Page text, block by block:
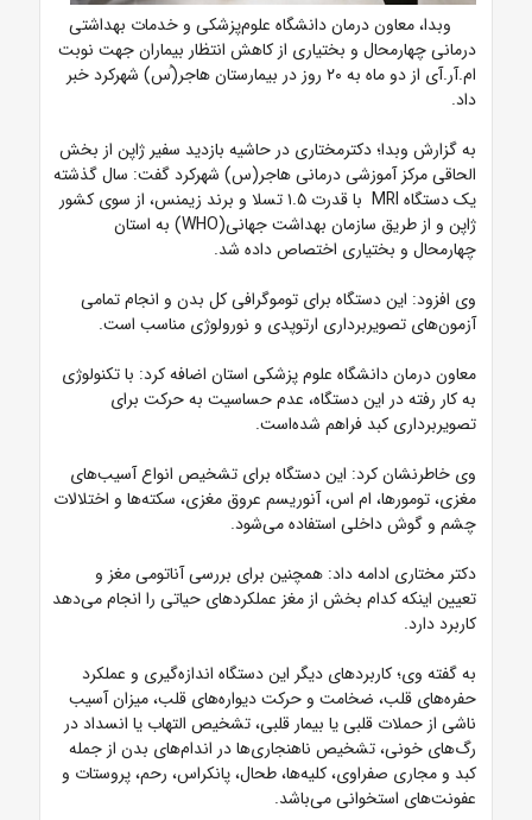
وبدا، معاون درمان دانشگاه علوم‌پزشکی و خدمات بهداشتی
درمانی چهارمحال و بختیاری از کاهش انتظار بیماران جهت نوبت
ام.آر.آی از دو ماه به ۲۰ روز در بیمارستان هاجر(ُس) شهرکرد خبر
داد.
به گزارش وبدا؛ دکترمختاری در حاشیه بازدید سفیر ژاپن از بخش
الحاقی مرکز آموزشی درمانی هاجر(س) شهرکرد گفت: سال گذشته
یک دستگاه MRI با قدرت ۱.۵ تسلا و برند زیمنس، از سوی کشور
ژاپن و از طریق سازمان بهداشت جهانی(WHO) به استان
چهارمحال و بختیاری اختصاص داده شد.
وی افزود: این دستگاه برای توموگرافی کل بدن و انجام تمامی
آزمون‌های تصویربرداری ارتوپدی و نورولوژی مناسب است.
معاون درمان دانشگاه علوم پزشکی استان اضافه کرد: با تکنولوژی
به کار رفته در این دستگاه، عدم حساسیت به حرکت برای
تصویربرداری کبد فراهم شده‌است.
وی خاطرنشان کرد: این دستگاه برای تشخیص انواع آسیب‌های
مغزی، تومورها، ام اس، آنوریسم عروق مغزی، سکته‌ها و اختلالات
چشم و گوش داخلی استفاده می‌شود.
دکتر مختاری ادامه داد: همچنین برای بررسی آناتومی مغز و
تعیین اینکه کدام بخش از مغز عملکردهای حیاتی را انجام می‌دهد
کاربرد دارد.
به گفته وی؛ کاربردهای دیگر این دستگاه اندازه‌گیری و عملکرد
حفره‌های قلب، ضخامت و حرکت دیواره‌های قلب، میزان آسیب
ناشی از حملات قلبی یا بیمار قلبی، تشخیص التهاب یا انسداد در
رگ‌های خونی، تشخیص ناهنجاری‌ها در اندام‌های بدن از جمله
کبد و مجاری صفراوی، کلیه‌ها، طحال، پانکراس، رحم، پروستات و
عفونت‌های استخوانی می‌باشد.